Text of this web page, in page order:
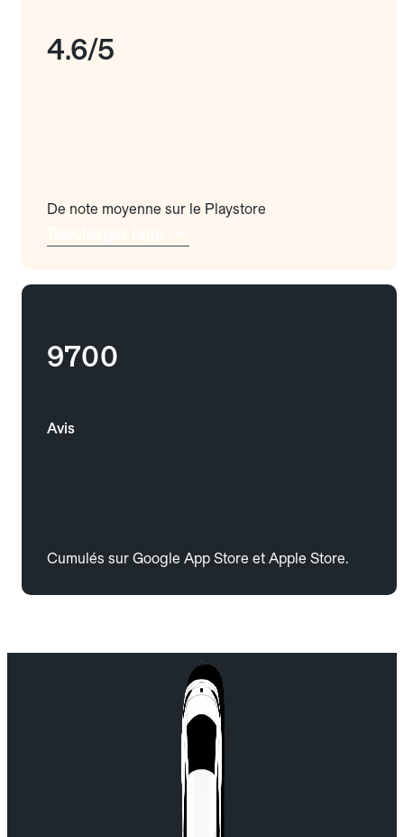
4.6/5
De note moyenne sur le Playstore
9700
Avis
Cumulés sur Google App Store et Apple Store.